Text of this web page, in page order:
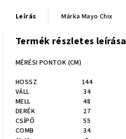
Leírás Márka Mayo Chix
Termék részletes leírása
MÉRÉSI PONTOK (CM)
HOSSZ
144
VÁLL
34
MELL
48
DERÉK
27
CSÍPŐ
55
COMB
34